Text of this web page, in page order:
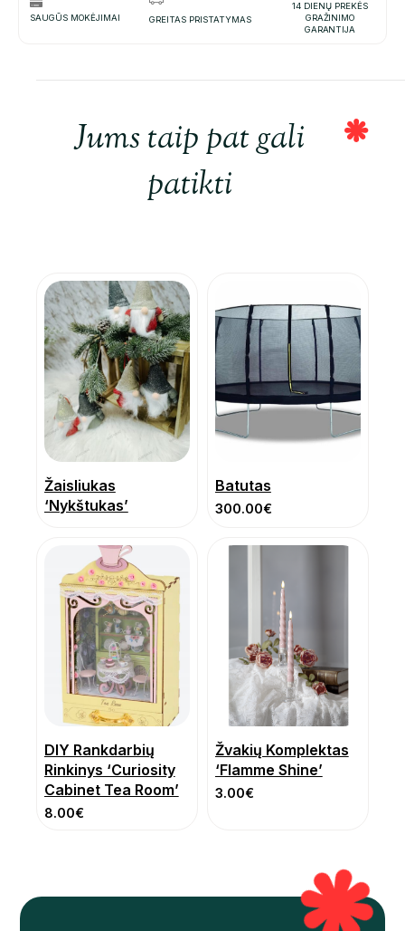
SAUGŪS MOKĖJIMAI GREITAS PRISTATYMAS
14 DIENŲ PREKĖS
GRAŽINIMO
GARANTIJA
Jums taip pat gali
patikti
Žaisliukas
‘Nykštukas’
Batutas
300.00€
DIY Rankdarbių
Rinkinys ‘Curiosity
Cabinet Tea Room’
8.00€
Žvakių Komplektas
‘Flamme Shine’
3.00€